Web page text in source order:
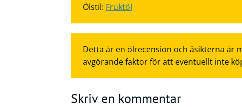
Ölstil: Fruktöl
Detta är en ölrecension och åsikterna är
avgörande faktor för att eventuellt inte
Skriv en kommentar